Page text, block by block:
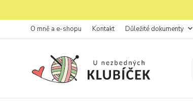
O mně a e-shopu Kontakt Důležité dokumenty